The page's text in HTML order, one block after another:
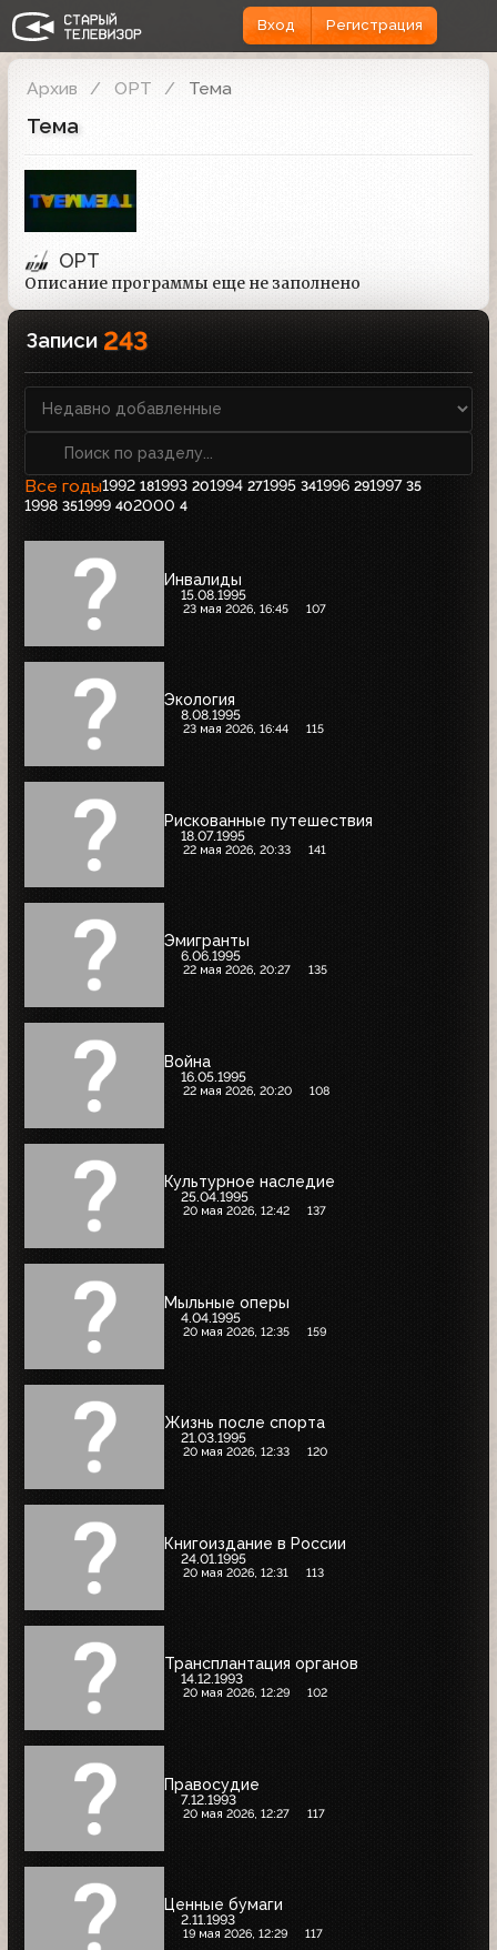
Вход Регистрация
Архив ОРТ Тема
Тема
ОРТ
Описание программы еще не заполнено
Записи 243
Все годы1992 181993 201994 271995 341996 291997 35
1998 351999 402000 4
Инвалиды
15.08.1995
23 мая 2026, 16:45 107
Экология
8.08.1995
23 мая 2026, 16:44 115
Рискованные путешествия
18.07.1995
22 мая 2026, 20:33 141
Эмигранты
6.06.1995
22 мая 2026, 20:27 135
Война
16.05.1995
22 мая 2026, 20:20 108
Культурное наследие
25.04.1995
20 мая 2026, 12:42 137
Мыльные оперы
4.04.1995
20 мая 2026, 12:35 159
Жизнь после спорта
21.03.1995
20 мая 2026, 12:33 120
Книгоиздание в России
24.01.1995
20 мая 2026, 12:31 113
Трансплантация органов
14.12.1993
20 мая 2026, 12:29 102
Правосудие
7.12.1993
20 мая 2026, 12:27 117
Ценные бумаги
2.11.1993
19 мая 2026, 12:29 117